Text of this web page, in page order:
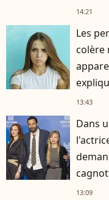
14:21
Les
colère
13:43
Dans
13:09